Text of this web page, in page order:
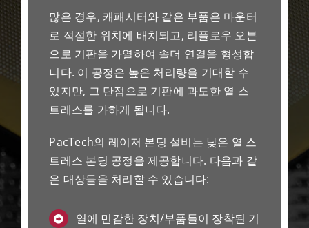
많은 경우, 캐패시터와 같은 부품은 마운터
로 적절한 위치에 배치되고, 리플로우 오븐
으로 기판을 가열하여 솔더 연결을 형성합
니다. 이 공정은 높은 처리량을 기대할 수
있지만, 그 단점으로 기판에 과도한 열 스
트레스를 가하게 됩니다.
PacTech의 레이저 본딩 설비는 낮은 열 스
트레스 본딩 공정을 제공합니다. 다음과 같
은 대상들을 처리할 수 있습니다:
열에 민감한 장치/부품들이 장착된 기